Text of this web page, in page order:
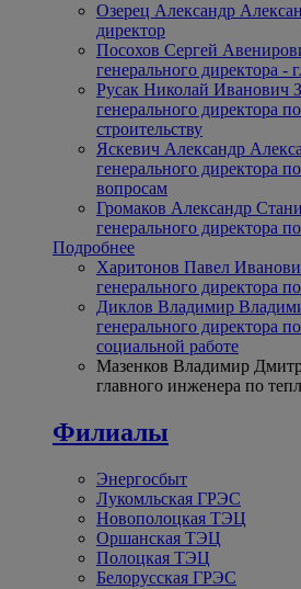
Озерец Александр
директор
Посохов Сергей
генерального директора -
Русак Николай Иванович
генерального директора
строительству
Яскевич Александр
генерального директора
вопросам
Громаков Александр
генерального директора
Подробнее
Харитонов Павел
генерального директора
Диклов Владимир
генерального директора
социальной работе
Мазенков Владимир
главного инженера по
Филиалы
Энергосбыт
Лукомльская ГРЭС
Новополоцкая ТЭЦ
Оршанская ТЭЦ
Полоцкая ТЭЦ
Белорусская ГРЭС